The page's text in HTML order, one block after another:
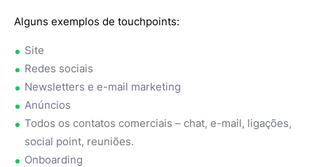
Alguns exemplos de touchpoints:
Site
Redes sociais
Newsletters e e-mail marketing
Anúncios
Todos os contatos comerciais – chat, e-mail, ligações,
social point, reuniões.
Onboarding